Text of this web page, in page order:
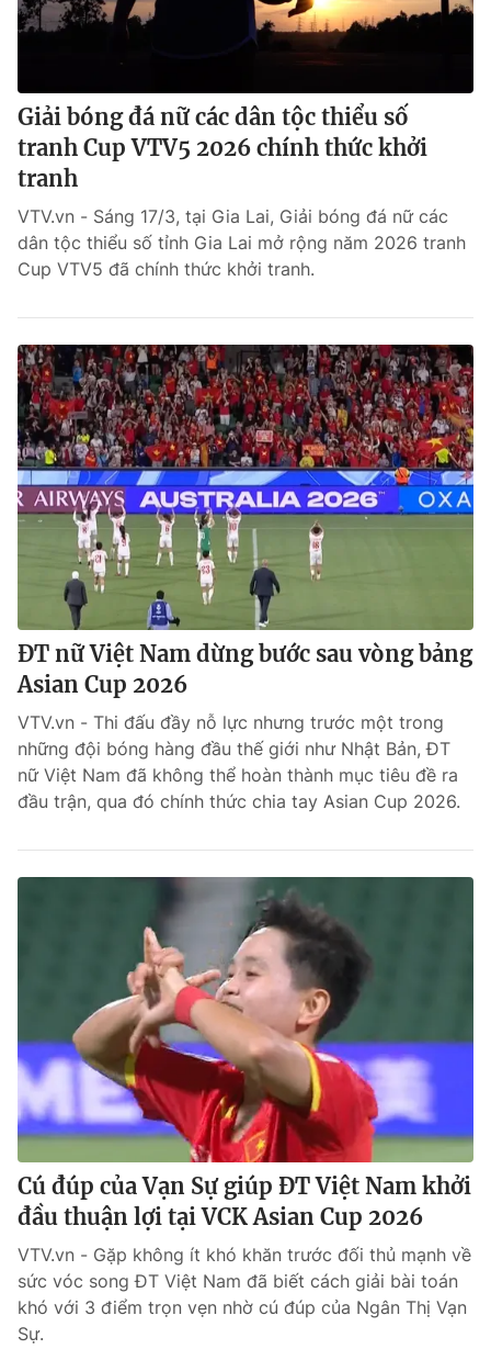
Giải bóng đá nữ các dân tộc thiểu số
tranh Cup VTV5 2026 chính thức khởi
tranh
VTV.vn - Sáng 17/3, tại Gia Lai, Giải bóng đá nữ các
dân tộc thiểu số tỉnh Gia Lai mở rộng năm 2026 tranh
Cup VTV5 đã chính thức khởi tranh.
ĐT nữ Việt Nam dừng bước sau vòng bảng
Asian Cup 2026
VTV.vn - Thi đấu đầy nỗ lực nhưng trước một trong
những đội bóng hàng đầu thế giới như Nhật Bản, ĐT
nữ Việt Nam đã không thể hoàn thành mục tiêu đề ra
đầu trận, qua đó chính thức chia tay Asian Cup 2026.
Cú đúp của Vạn Sự giúp ĐT Việt Nam khởi
đầu thuận lợi tại VCK Asian Cup 2026
VTV.vn - Gặp không ít khó khăn trước đối thủ mạnh về
sức vóc song ĐT Việt Nam đã biết cách giải bài toán
khó với 3 điểm trọn vẹn nhờ cú đúp của Ngân Thị Vạn
Sự.